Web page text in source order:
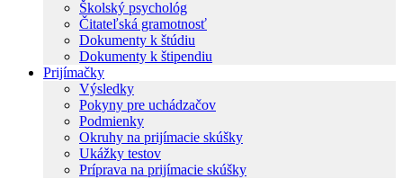
Školský psychológ
Čitateľská gramotnosť
Dokumenty k štúdiu
Dokumenty k štipendiu
Prijímačky
Výsledky
Pokyny pre uchádzačov
Podmienky
Okruhy na prijímacie skúšky
Ukážky testov
Príprava na prijímacie skúšky